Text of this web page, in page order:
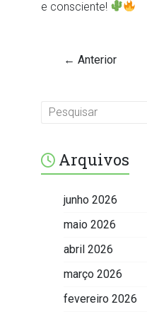
e consciente!
← Anterior
Arquivos
junho 2026
maio 2026
abril 2026
março 2026
fevereiro 2026